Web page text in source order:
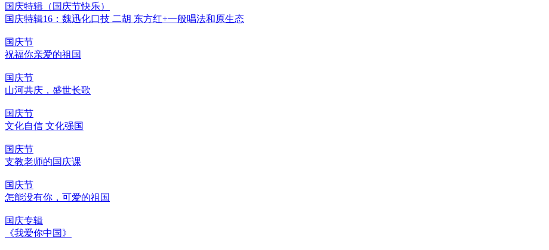
国庆特辑（国庆节快乐）
国庆特辑16：魏迅化口技 二胡 东方红+一般唱法和原生态
国庆节
祝福你亲爱的祖国
国庆节
山河共庆，盛世长歌
国庆节
文化自信 文化强国
国庆节
支教老师的国庆课
国庆节
怎能没有你，可爱的祖国
国庆专辑
《我爱你中国》